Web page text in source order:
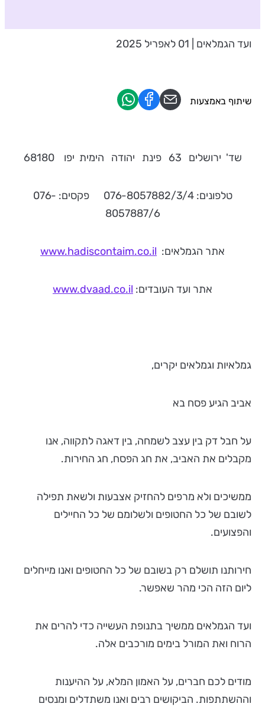
ועד הגמלאים | 01 לאפריל 2025
שד' ירושלים 63 פינת יהודה הימית יפו 68180
טלפונים: 076-8057882/3/4 פקסים: 076-
8057887/6
אתר הגמלאים: www.hadiscontaim.co.il
אתר ועד העובדים: www.dvaad.co.il
גמלאיות וגמלאים יקרים,
אביב הגיע פסח בא
על חבל דק בין עצב לשמחה, בין דאגה לתקווה, אנו
מקבלים את האביב, את חג הפסח, חג החירות.
ממשיכים ולא מרפים להחזיק אצבעות ולשאת תפילה
לשובם של כל החטופים ולשלומם של כל החיילים
והפצועים.
חירותנו תושלם רק בשובם של כל החטופים ואנו מייחלים
ליום הזה הכי מהר שאפשר.
ועד הגמלאים ממשיך בתנופת העשייה כדי להרים את
הרוח ואת המורל בימים מורכבים אלה.
מודים לכם חברים, על האמון המלא, על ההיענות
וההשתתפות. הביקושים רבים ואנו משתדלים ומנסים
שיתוף באמצעות